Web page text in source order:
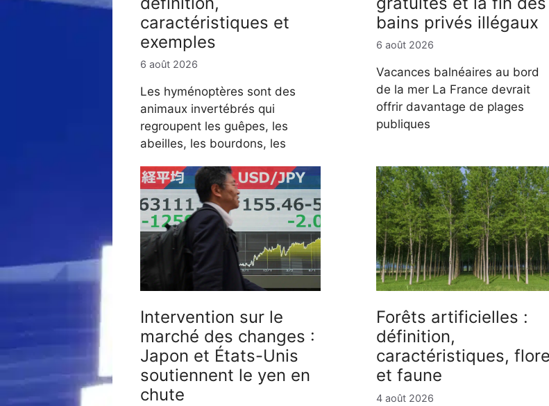
caractéristiques et
exemples
6 août 2026
Les hyménoptères sont des
animaux invertébrés qui
regroupent les guêpes, les
abeilles, les bourdons, les
bains privés illégaux
6 août 2026
Vacances balnéaires au bord
de la mer La France devrait
offrir davantage de plages
publiques
Intervention sur le
marché des changes :
Japon et États-Unis
soutiennent le yen en
chute
Forêts artificielles :
définition,
caractéristiques, flore
et faune
4 août 2026